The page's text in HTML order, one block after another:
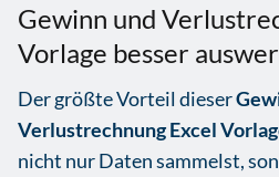
Gewinn und
Vorlage besser
Der größte Vorteil dieser
Verlustrechnung Excel
nicht nur Daten sammelst,